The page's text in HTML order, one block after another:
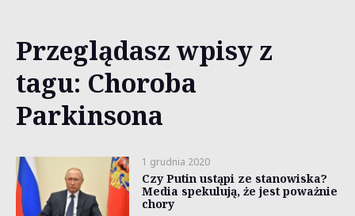
Przeglądasz wpisy z
tagu: Choroba
Parkinsona
1 grudnia 2020
Czy Putin ustąpi ze stanowiska?
Media spekulują, że jest poważnie
chory